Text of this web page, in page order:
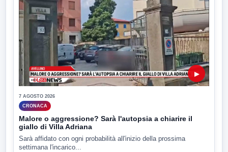
▶
7 AGOSTO 2026
CRONACA
Malore o aggressione? Sarà l'autopsia a chiarire il
giallo di Villa Adriana
Sarà affidato con ogni probabilità all'inizio della prossima
settimana l'incarico...